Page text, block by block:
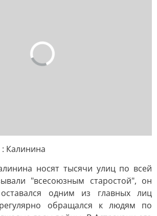
Калинина
носят тысячи улиц по всей
"всесоюзным старостой", он
оставался одним из главных лиц
обращался к людям по